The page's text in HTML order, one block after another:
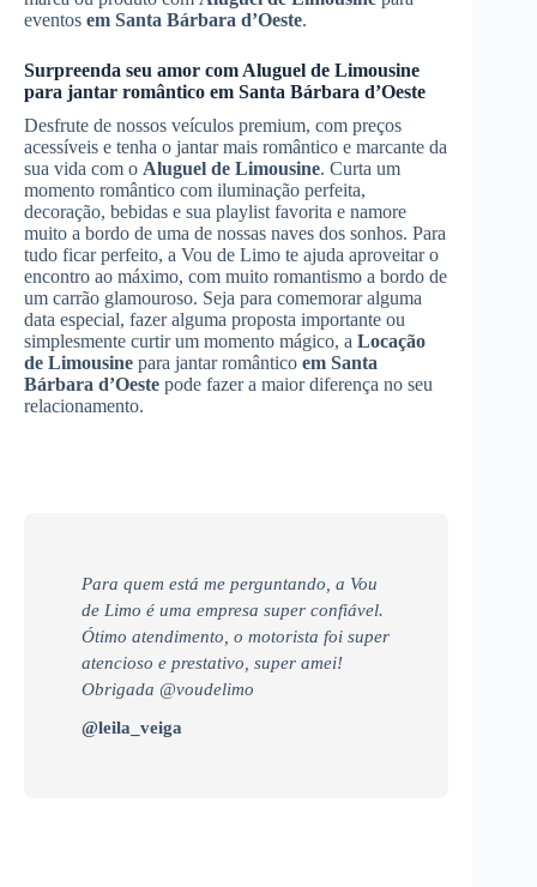
eventos em Santa Bárbara d’Oeste.
Surpreenda seu amor com Aluguel de Limousine
para jantar romântico em Santa Bárbara d’Oeste
Desfrute de nossos veículos premium, com preços
acessíveis e tenha o jantar mais romântico e marcante da
sua vida com o Aluguel de Limousine. Curta um
momento romântico com iluminação perfeita,
decoração, bebidas e sua playlist favorita e namore
muito a bordo de uma de nossas naves dos sonhos. Para
tudo ficar perfeito, a Vou de Limo te ajuda aproveitar o
encontro ao máximo, com muito romantismo a bordo de
um carrão glamouroso. Seja para comemorar alguma
data especial, fazer alguma proposta importante ou
simplesmente curtir um momento mágico, a Locação
de Limousine para jantar romântico em Santa
Bárbara d’Oeste pode fazer a maior diferença no seu
relacionamento.
Para quem está me perguntando, a Vou
de Limo é uma empresa super confiável.
Ótimo atendimento, o motorista foi super
atencioso e prestativo, super amei!
Obrigada @voudelimo
@leila_veiga